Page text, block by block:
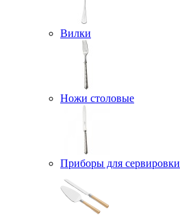
Вилки
Ножи столовые
Приборы для сервировки